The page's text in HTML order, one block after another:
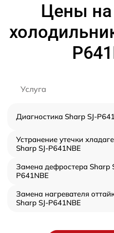
Цены
Услуга
Диагностика Sharp SJ-
Устранение утечки
Sharp SJ-P641NBE
Замена дефростера Sharp
P641NBE
Замена нагревателя
Sharp SJ-P641NBE